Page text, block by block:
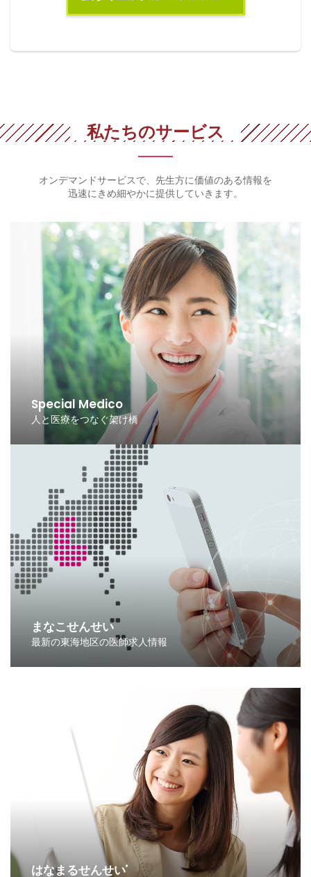
私たちのサービス
オンデマンドサービスで、先生方に価値のある情報を
迅速にきめ細やかに提供していきます。
Special Medico
人と医療をつなぐ架け橋
まなこせんせい
最新の東海地区の医師求人情報
はなまるせんせい®